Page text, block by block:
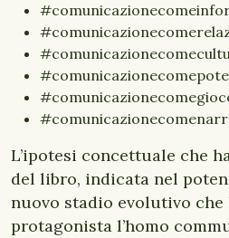
L’ipotesi concettuale che
del libro, indicata nel
nuovo stadio evolutivo che
protagonista l’homo